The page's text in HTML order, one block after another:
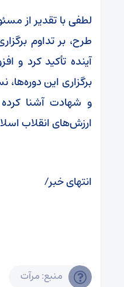
لطفی با تقدیر از
طرح، بر تداوم
آینده تأکید کرد و
برگزاری این دوره‌ها،
و شهادت آشنا کرده
ارزش‌های انقلاب
انتهای خبر/
منبع: مرآت